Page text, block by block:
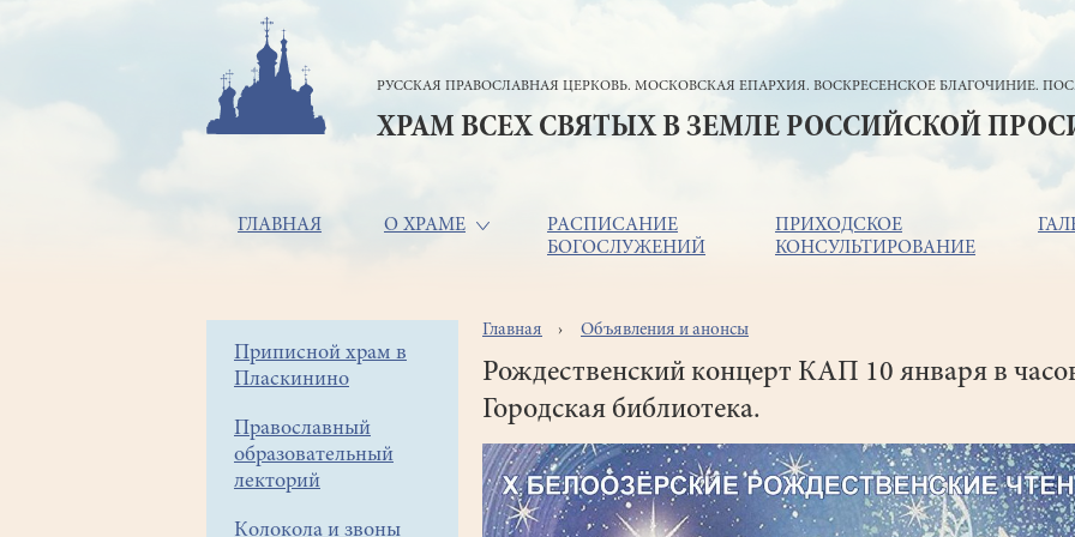
РУССКАЯ ПРАВОСЛАВНАЯ ЦЕРКОВЬ. МОСКОВСКАЯ ЕПАРХИЯ. ВОСКРЕСЕНСКОЕ БЛАГОЧИНИЕ.
ХРАМ ВСЕХ СВЯТЫХ В ЗЕМЛЕ РОССИЙСКОЙ
Основная
ГЛАВНАЯ О ХРАМЕ
РАСПИСАНИЕ
БОГОСЛУЖЕНИЙ
ПРИХОДСКОЕ
КОНСУЛЬТИРОВАНИЕ
Боковое
меню
Приписной храм в
Пласкинино
Православный
образовательный
лекторий
Колокола и звоны
Строка
навигации
Главная Объявления и анонсы
Рождественский концерт КАП 10 января в
Городская библиотека.